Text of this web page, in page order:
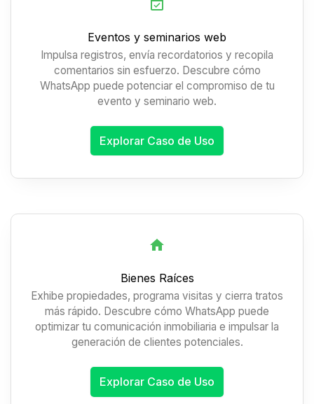
Eventos y seminarios web
Impulsa registros, envía recordatorios y recopila
comentarios sin esfuerzo. Descubre cómo
WhatsApp puede potenciar el compromiso de tu
evento y seminario web.
Explorar Caso de Uso
Bienes Raíces
Exhibe propiedades, programa visitas y cierra tratos
más rápido. Descubre cómo WhatsApp puede
optimizar tu comunicación inmobiliaria e impulsar la
generación de clientes potenciales.
Explorar Caso de Uso